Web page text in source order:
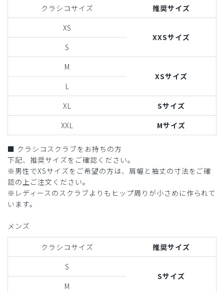
クラシコサイズ
推奨サイズ
XS
XXSサイズ
S
M
XSサイズ
L
XL
Sサイズ
XXL
Mサイズ
■ クラシコスクラブをお持ちの方
下記、推奨サイズをご確認ください。
※男性でXSサイズをご希望の方は、肩幅と袖丈の寸法をご確
認の上ご注文ください。
※レディースのスクラブよりもヒップ周りが小さめに作られて
います。
メンズ
クラシコサイズ
推奨サイズ
S
Sサイズ
M